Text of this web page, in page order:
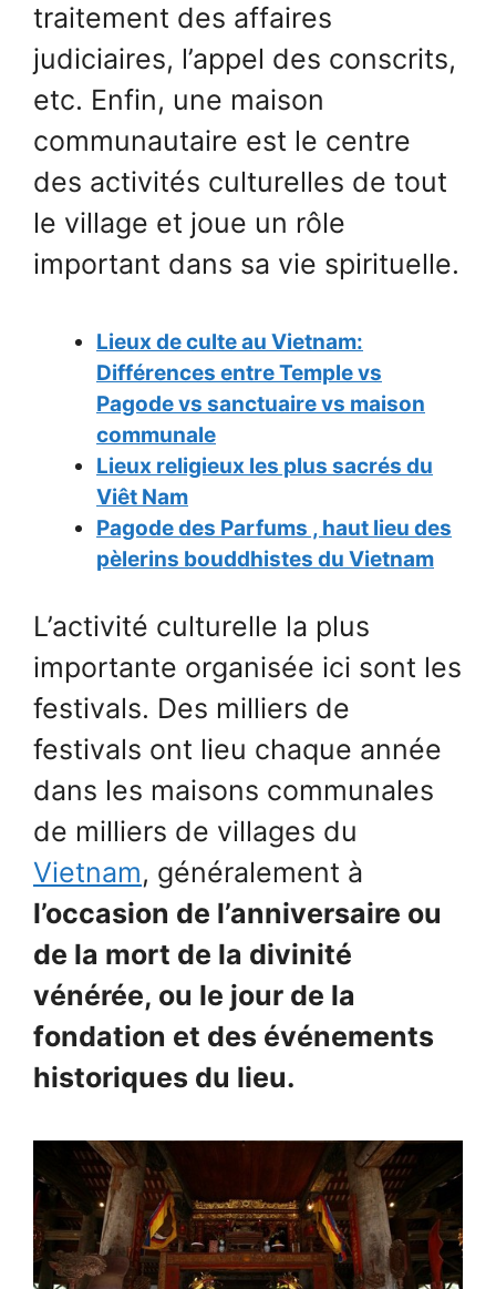
traitement des affaires
judiciaires, l’appel des conscrits,
etc. Enfin, une maison
communautaire est le centre
des activités culturelles de tout
le village et joue un rôle
important dans sa vie spirituelle.
Lieux de culte au Vietnam:
Différences entre Temple vs
Pagode vs sanctuaire vs maison
communale
Lieux religieux les plus sacrés du
Viêt Nam
Pagode des Parfums , haut lieu des
pèlerins bouddhistes du Vietnam
L’activité culturelle la plus
importante organisée ici sont les
festivals. Des milliers de
festivals ont lieu chaque année
dans les maisons communales
de milliers de villages du
Vietnam, généralement à
l’occasion de l’anniversaire ou
de la mort de la divinité
vénérée, ou le jour de la
fondation et des événements
historiques du lieu.